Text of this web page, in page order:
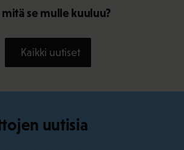
se mulle kuuluu?
Kaikki uutiset
uutisia